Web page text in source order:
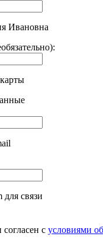
Ивановна
для связи
с условиями